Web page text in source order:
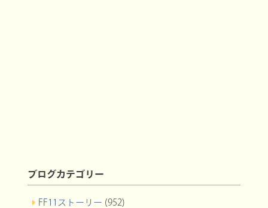
ブログカテゴリー
FF11ストーリー (952)